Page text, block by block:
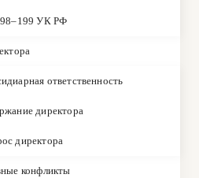
УК РФ
ответственность
директора
директора
конфликты